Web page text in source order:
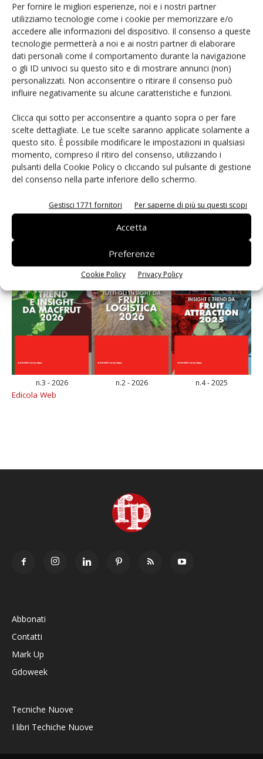
Per fornire le migliori esperienze, noi e i nostri partner
utilizziamo tecnologie come i cookie per memorizzare e/o
accedere alle informazioni del dispositivo. Il consenso a queste
tecnologie permetterà a noi e ai nostri partner di elaborare
dati personali come il comportamento durante la navigazione
o gli ID univoci su questo sito e di mostrare annunci (non)
personalizzati. Non acconsentire o ritirare il consenso può
influire negativamente su alcune caratteristiche e funzioni.
Clicca qui sotto per acconsentire a quanto sopra o per fare
scelte dettagliate. Le tue scelte saranno applicate solamente a
questo sito. È possibile modificare le impostazioni in qualsiasi
momento, compreso il ritiro del consenso, utilizzando i
pulsanti della Cookie Policy o cliccando sul pulsante di gestione
del consenso nella parte inferiore dello schermo.
Gestisci 1771 fornitori Per saperne di più su questi scopi
Accetta
Preferenze
Cookie Policy Privacy Policy
Andamento prezzi ortofrutta in Italia al 27 luglio
2026
Leonardo Odorizzi: “Dobbiamo creare stupore nel
punto di vendita” #vocidellortofrutta
L’ortofrutta di Extra Supermercati tra localismo e
Ai #Repartofresh
n.3 - 2026 n.2 - 2026 n.4 - 2025
Edicola Web
Abbonati
Contatti
Mark Up
Gdoweek
Tecniche Nuove
I libri Techiche Nuove